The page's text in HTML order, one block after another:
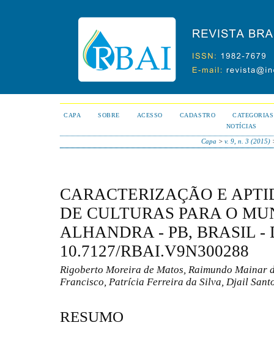
CAPA SOBRE ACESSO CADASTRO
CATEGORIAS
NOTÍCIAS
Capa >v. 9, n. 3 (2015)
CARACTERIZAÇÃO E
DE CULTURAS PARA O
ALHANDRA - PB, BRASIL -
10.7127/RBAI.V9N300288
Rigoberto Moreira de Matos, Raimundo Mainar
Francisco, Patrícia Ferreira da Silva, Djail
RESUMO